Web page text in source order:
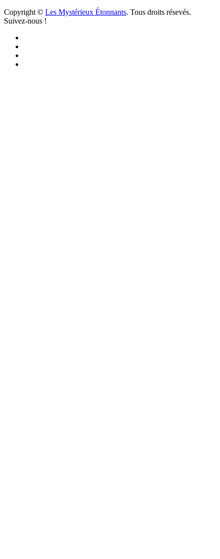
Copyright © Les Mystérieux Étonnants. Tous droits résevés.
Suivez-nous !